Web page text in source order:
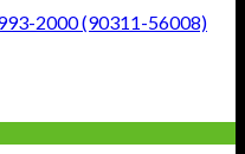
2000 (90311-56008)